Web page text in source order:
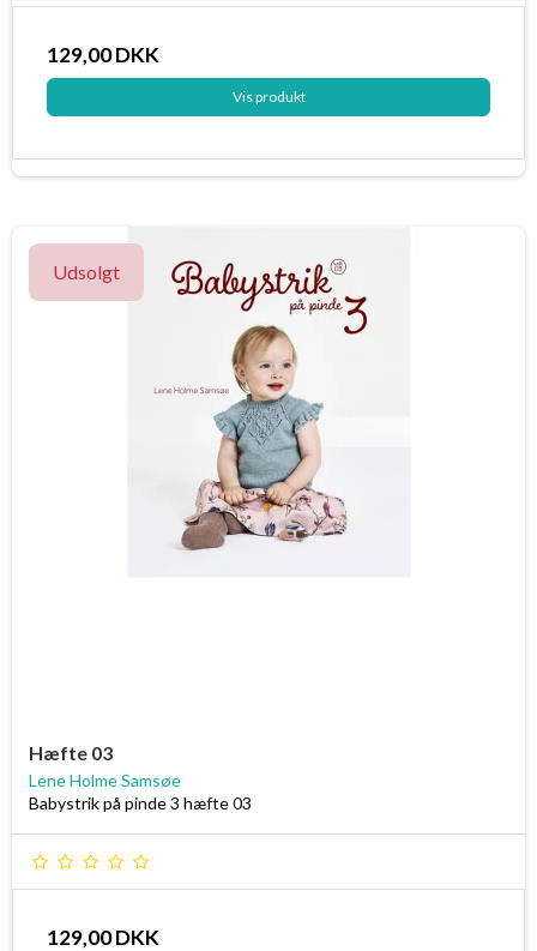
129,00 DKK
Vis produkt
Udsolgt
Hæfte 03
Lene Holme Samsøe
Babystrik på pinde 3 hæfte 03
129,00 DKK